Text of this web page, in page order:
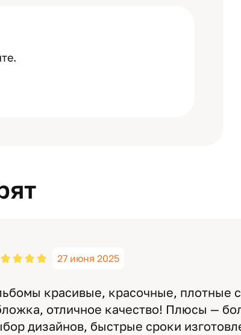
27 июня 2025
красивые, красочные, плотные
отличное качество! Плюсы —
дизайнов, быстрые сроки